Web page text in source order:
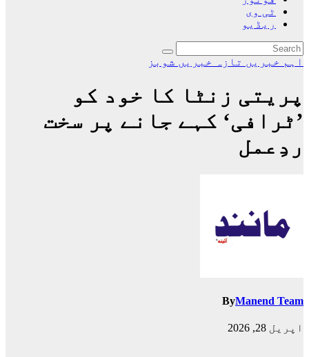
ٹی وی
ریڈیو
اہم خبریں تازہ خبریں شوبز
پریتی زنٹا کا خود کو
’ٹرافی‘ کہے جانے پر سخت
ردِعمل
ByManend Team
اپریل 28, 2026